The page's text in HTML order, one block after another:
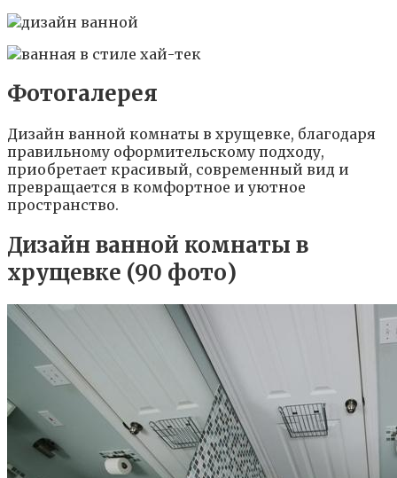
Фотогалерея
Дизайн ванной комнаты в хрущевке, благодаря
правильному оформительскому подходу,
приобретает красивый, современный вид и
превращается в комфортное и уютное
пространство.
Дизайн ванной комнаты в
хрущевке (90 фото)